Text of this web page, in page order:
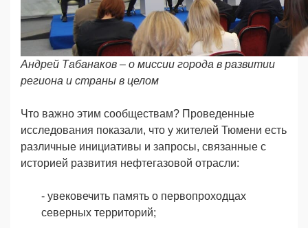
Андрей Табанаков – о миссии города в развитии
региона и страны в целом
Что важно этим сообществам? Проведенные
исследования показали, что у жителей Тюмени есть
различные инициативы и запросы, связанные с
историей развития нефтегазовой отрасли:
- увековечить память о первопроходцах
северных территорий;